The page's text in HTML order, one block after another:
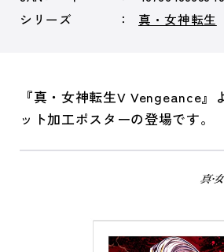
シリーズ
真・女神転生
『真・女神転生V Vengeance
ット加工ポスターの登場です。